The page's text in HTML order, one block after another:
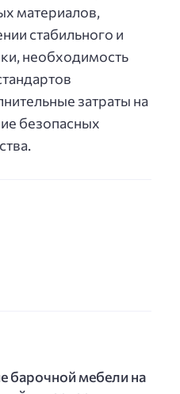
материалов,
стабильного и
необходимость
затраты на
безопасных
барочной мебели на